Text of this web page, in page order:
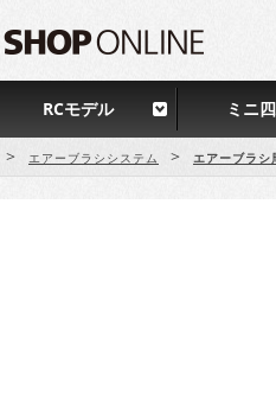
RCモデル ミニ
> エアーブラシシステム > エアーブラシ